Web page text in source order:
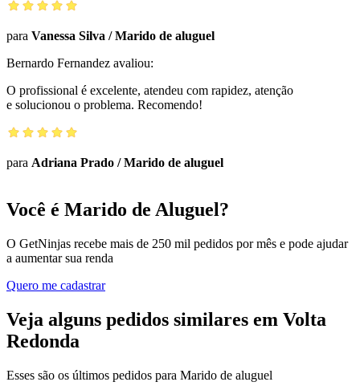
para Vanessa Silva /Marido de aluguel
Bernardo Fernandez avaliou:
O profissional é excelente, atendeu com rapidez, atenção
e solucionou o problema. Recomendo!
para Adriana Prado /Marido de aluguel
Você é Marido de Aluguel?
O GetNinjas recebe mais de 250 mil pedidos por mês e pode ajudar
a aumentar sua renda
Quero me cadastrar
Veja alguns pedidos similares em Volta
Redonda
Esses são os últimos pedidos para Marido de aluguel